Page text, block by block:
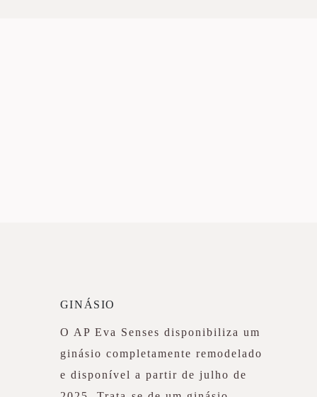
GINÁSIO
O AP Eva Senses disponibiliza um
ginásio completamente remodelado
e disponível a partir de julho de